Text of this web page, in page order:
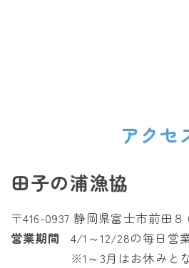
アクセ
田子の浦漁協
〒416-0937 静岡県富士市前田
営業期間
4/1～12/28の毎日営
※1～3月はお休みと